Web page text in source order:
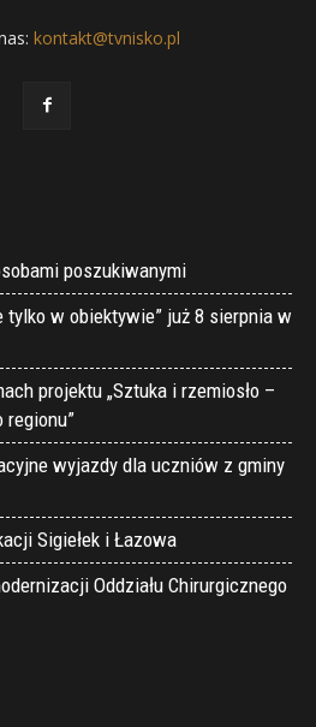
kontakt@tvnisko.pl
poszukiwanymi
tylko w obiektywie” już 8 sierpnia w
projektu „Sztuka i rzemiosło –
wyjazdy dla uczniów z gminy
Sigiełek i Łazowa
Oddziału Chirurgicznego